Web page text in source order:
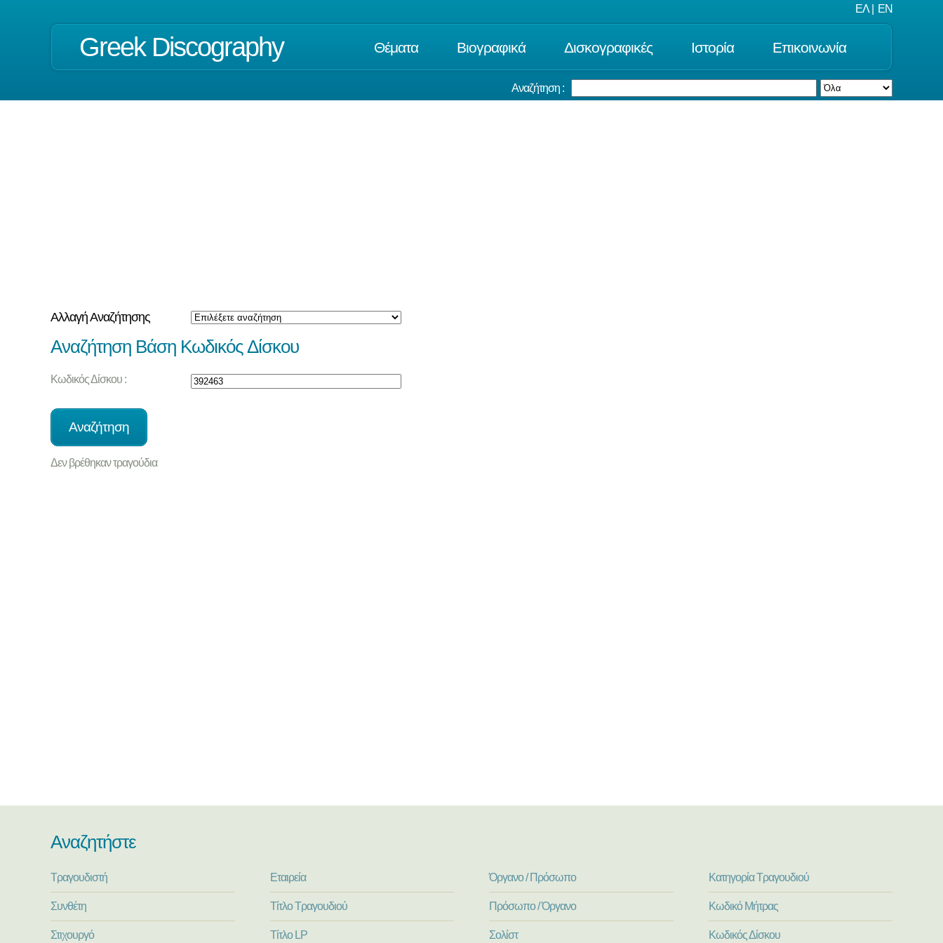
ΕΛ EN
Greek Discography Θέματα Βιογραφικά Δισκογραφικές Ιστορία Επικοινωνία
Αναζήτηση :
Αλλαγή Αναζήτησης
Αναζήτηση Βάση Κωδικός Δίσκου
Κωδικός Δίσκου :
Δεν βρέθηκαν τραγούδια
Αναζητήστε
Τραγουδιστή
Συνθέτη
Στιχουργό
Εταιρεία
Τίτλο Τραγουδιού
Τίτλο LP
Όργανο / Πρόσωπο
Πρόσωπο / Όργανο
Σολίστ
Κατηγορία Τραγουδιού
Κωδικό Μήτρας
Κωδικός Δίσκου